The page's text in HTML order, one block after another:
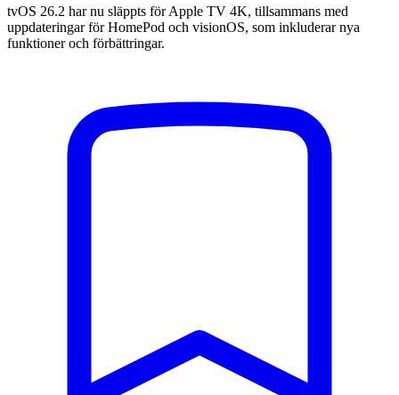
tvOS 26.2 har nu släppts för Apple TV 4K, tillsammans med
uppdateringar för HomePod och visionOS, som inkluderar nya
funktioner och förbättringar.